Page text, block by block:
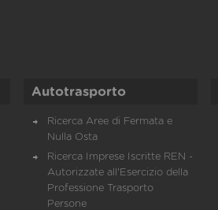
Autotrasporto
Ricerca Aree di Fermata e
Nulla Osta
Ricerca Imprese Iscritte REN -
Autorizzate all'Esercizio della
Professione Trasporto
Persone